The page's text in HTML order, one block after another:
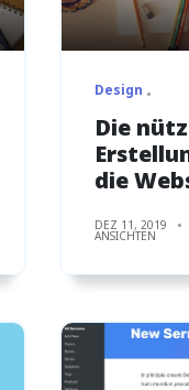
Design
Die
die
DEZ 11, 2019
ANSICHTEN